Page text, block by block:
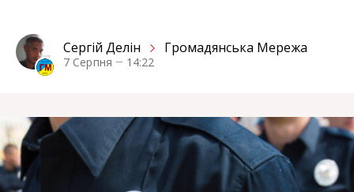
Сергiй Делін Громадянська Мережа
7 Серпня 14:22